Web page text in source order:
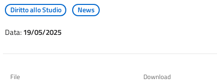
Diritto allo Studio News
Data:19/05/2025
File Download